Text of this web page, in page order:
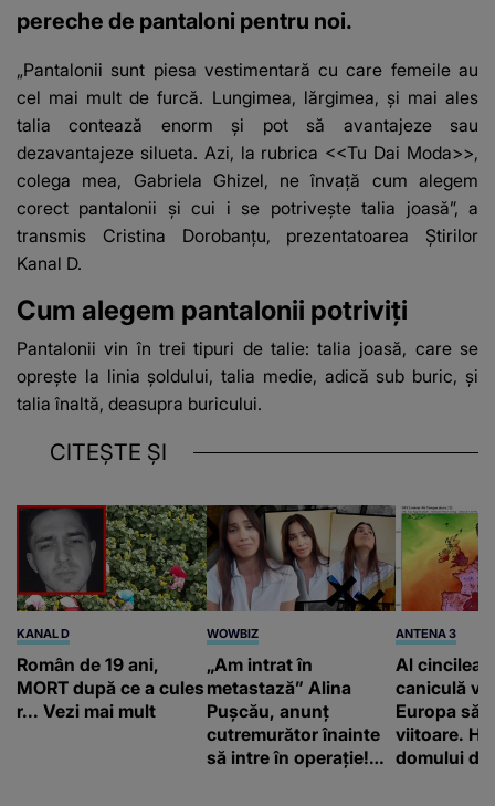
pereche de pantaloni pentru noi.
„Pantalonii sunt piesa vestimentară cu care femeile au
cel mai mult de furcă. Lungimea, lărgimea, și mai ales
talia contează enorm și pot să avantajeze sau
dezavantajeze silueta. Azi, la rubrica <<Tu Dai Moda>>,
colega mea, Gabriela Ghizel, ne învață cum alegem
corect pantalonii și cui i se potrivește talia joasă”, a
transmis Cristina Dorobanțu, prezentatoarea Știrilor
Kanal D.
Cum alegem pantalonii potriviți
Pantalonii vin în trei tipuri de talie: talia joasă, care se
oprește la linia șoldului, talia medie, adică sub buric, și
talia înaltă, deasupra buricului.
CITEȘTE ȘI
KANAL D
Român de 19 ani,
MORT după ce a cules
r... Vezi mai mult
WOWBIZ
„Am intrat în
metastază” Alina
Pușcău, anunț
cutremurător înainte
să intre în operație!
ANTENA 3
Al cincilea
caniculă
Europa
viitoare.
domului de